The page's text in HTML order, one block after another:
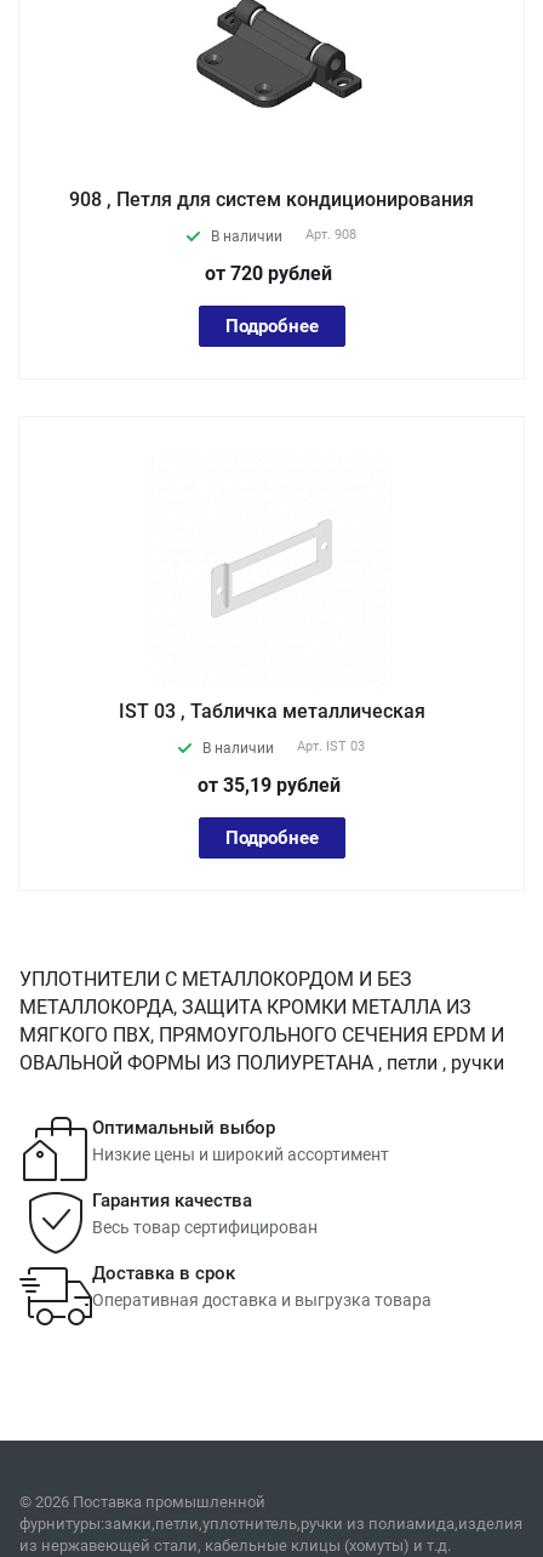
908 , Петля для систем кондиционирования
В наличии Арт. 908
от 720 рублей
Подробнее
IST 03 , Табличка металлическая
В наличии Арт. IST 03
от 35,19 рублей
Подробнее
УПЛОТНИТЕЛИ С МЕТАЛЛОКОРДОМ И БЕЗ
МЕТАЛЛОКОРДА, ЗАЩИТА КРОМКИ МЕТАЛЛА ИЗ
МЯГКОГО ПВХ, ПРЯМОУГОЛЬНОГО СЕЧЕНИЯ EPDM И
ОВАЛЬНОЙ ФОРМЫ ИЗ ПОЛИУРЕТАНА , петли , ручки
Оптимальный выбор
Низкие цены и широкий ассортимент
Гарантия качества
Весь товар сертифицирован
Доставка в срок
Оперативная доставка и выгрузка товара
© 2026 Поставка промышленной
фурнитуры:замки,петли,уплотнитель,ручки из полиамида,изделия
из нержавеющей стали, кабельные клицы (хомуты) и т.д.